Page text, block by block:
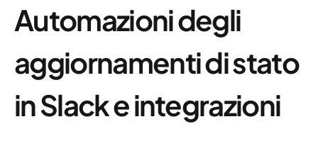
Automazioni degli
aggiornamenti di stato
in Slack e integrazioni